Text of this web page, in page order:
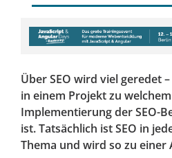
Über SEO wird viel geredet
in einem Projekt zu
Implementierung der SEO-
ist. Tatsächlich ist SEO in
Thema und wird so zu einer